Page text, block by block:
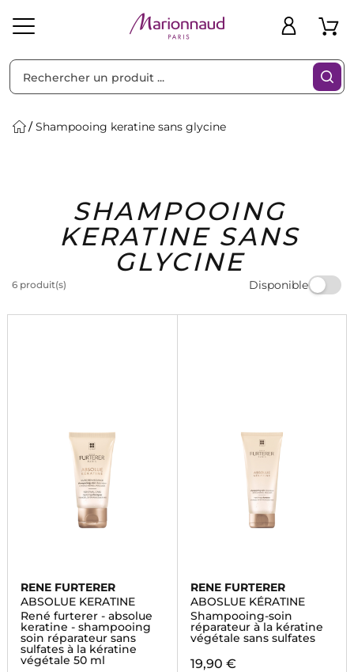
Solaire Homme Marques Idées
Cadeaux
Bons
Plans
Shampooing keratine sans glycine
SHAMPOOING
KERATINE SANS
GLYCINE
6 produit(s) Disponible
Filtres
RENE FURTERER
ABSOLUE KERATINE
René furterer - absolue
keratine - shampooing
soin réparateur sans
sulfates à la kératine
végétale 50 ml
RENE FURTERER
ABOSLUE KÉRATINE
Shampooing-soin
réparateur à la kératine
végétale sans sulfates
19,90 €